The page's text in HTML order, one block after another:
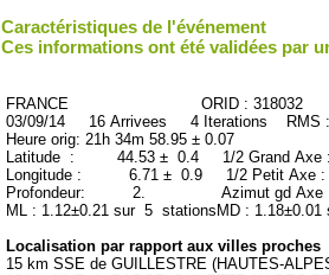
Caractéristiques de l'événement
Ces informations ont été validées par
FRANCE ORID : 318032
03/09/14 16 Arrivees 4 Iterations RMS
Heure orig: 21h 34m 58.95 ± 0.07
Latitude : 44.53 ± 0.4 1/2 Grand
Longitude : 6.71 ± 0.9 1/2 Petit Axe
Profondeur: 2. Azimut gd Axe :
ML : 1.12±0.21 sur 5 stationsMD :
Localisation par rapport aux villes proches
15 km SSE de GUILLESTRE (HAUTES-